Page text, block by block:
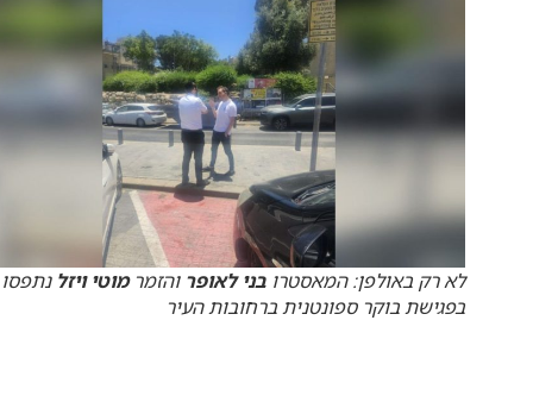
לא רק באולפן: המאסטרו בני לאופרוהזמר מוטי ויזל נתפסו
בפגישת בוקר ספונטנית ברחובות העיר